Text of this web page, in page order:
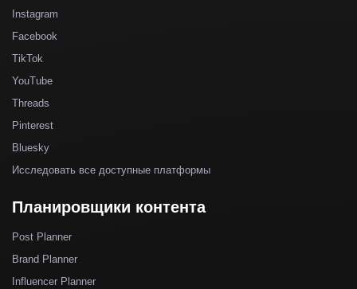
Instagram
Facebook
TikTok
YouTube
Threads
Pinterest
Bluesky
Исследовать все доступные платформы
Планировщики контента
Post Planner
Brand Planner
Influencer Planner